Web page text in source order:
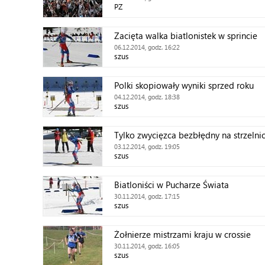
PZ
Zacięta walka biatlonistek w sprincie
06.12.2014, godz. 16:22
szus
Polki skopiowały wyniki sprzed roku
04.12.2014, godz. 18:38
szus
Tylko zwycięzca bezbłędny na
03.12.2014, godz. 19:05
szus
Biatloniści w Pucharze Świata
30.11.2014, godz. 17:15
szus
Żołnierze mistrzami kraju w crossie
30.11.2014, godz. 16:05
szus